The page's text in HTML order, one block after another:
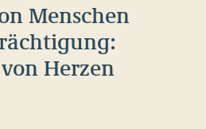
Menschen
Herzen